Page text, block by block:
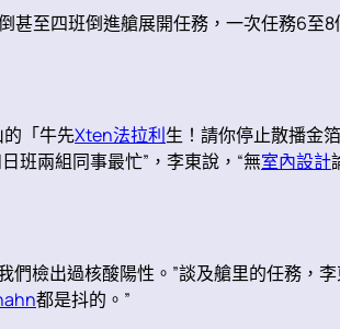
甚至四班倒進艙展開任務，一次任務6至8
「牛先Xten法拉利生！請你停止散播金
班兩組同事最忙”，李東說，“無室內設計
檢出過核酸陽性。”談及艙里的任務，
都是抖的。”